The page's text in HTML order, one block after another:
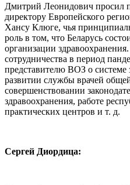
Дмитрий Леонидович просил
директору Европейского
Хансу Клюге, чья
роль в том, что Беларусь
организации
сотрудничества в период
представителю ВОЗ о системе
развитии службы врачей
совершенствовании
здравоохранения, работе
практических центров и т. д.
Сергей Диордица: